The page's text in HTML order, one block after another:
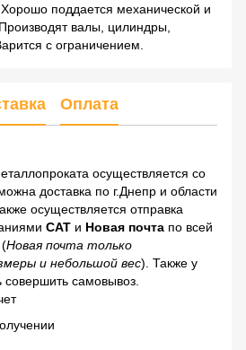
поддается механической и
валы, цилиндры,
с ограничением.
Оплата
осуществляется со
доставка по г.Днепр и области
осуществляется отправка
САТ и Новая почта по всей
(Новая почта только
и небольшой вес). Также у
совершить самовывоз.